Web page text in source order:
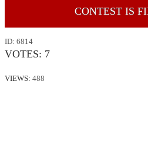
CONTEST IS
ID: 6814
VOTES: 7
VIEWS: 488